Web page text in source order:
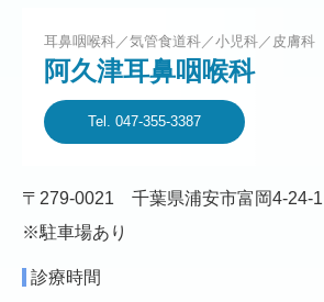
耳鼻咽喉科／気管食道科／小児科／皮膚科
阿久津耳鼻咽喉科
Tel. 047-355-3387
〒279-0021 千葉県浦安市富岡4-24-1
※駐車場あり
診療時間